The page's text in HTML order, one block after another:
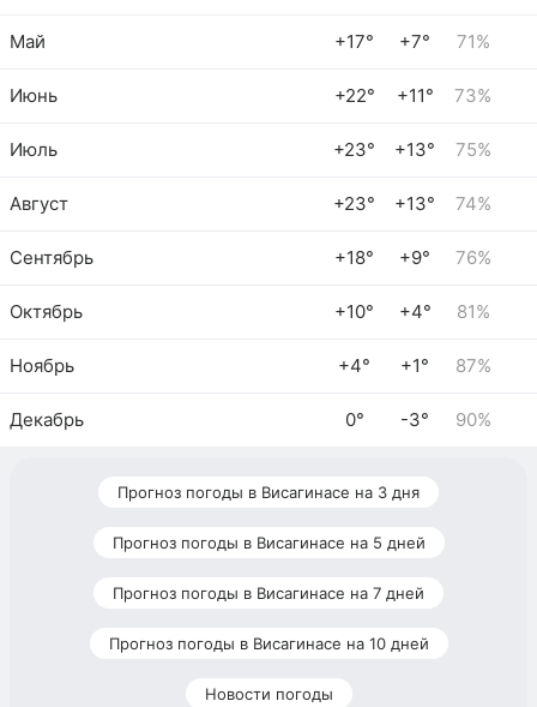
Май +17° +7° 71%
Июнь +22° +11° 73%
Июль +23° +13° 75%
Август +23° +13° 74%
Сентябрь +18° +9° 76%
Октябрь +10° +4° 81%
Ноябрь +4° +1° 87%
Декабрь 0° -3° 90%
Прогноз погоды в Висагинасе на 3 дня
Прогноз погоды в Висагинасе на 5 дней
Прогноз погоды в Висагинасе на 7 дней
Прогноз погоды в Висагинасе на 10 дней
Новости погоды